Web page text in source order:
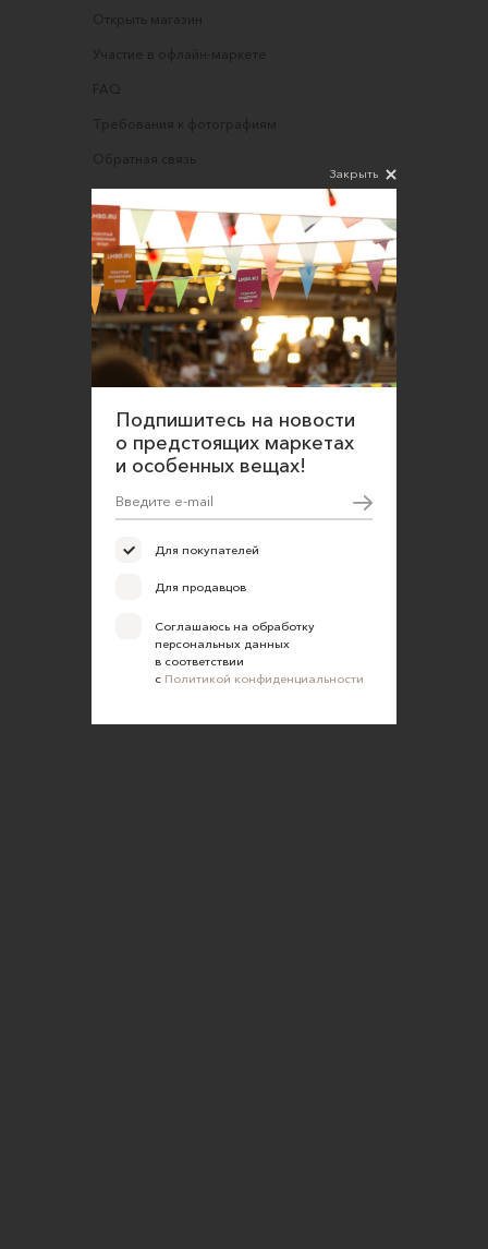
Открыть магазин
Участие в офлайн-маркете
FAQ
Требования к фотографиям
Обратная связь
Соглашение об оказании услуг
Правила сайта
Оферта для продавцов
Оферта для покупателей
Политика конфиденциальности
Согласие на обработку персональных данных
Закрыть
Подпишитесь на новости
о предстоящих маркетах
и особенных вещах!
Для покупателей
Для продавцов
Соглашаюсь на обработку
персональных данных
в соответствии
с Политикой конфиденциальности